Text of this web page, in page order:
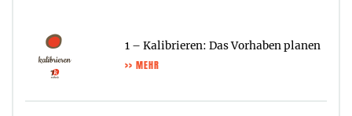
1 – Kalibrieren: Das Vorhaben planen
>> MEHR